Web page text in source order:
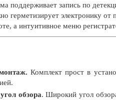
поддерживает запись по
герметизирует электронику
а интуитивное меню
Комплект прост в
обзора. Широкий угол